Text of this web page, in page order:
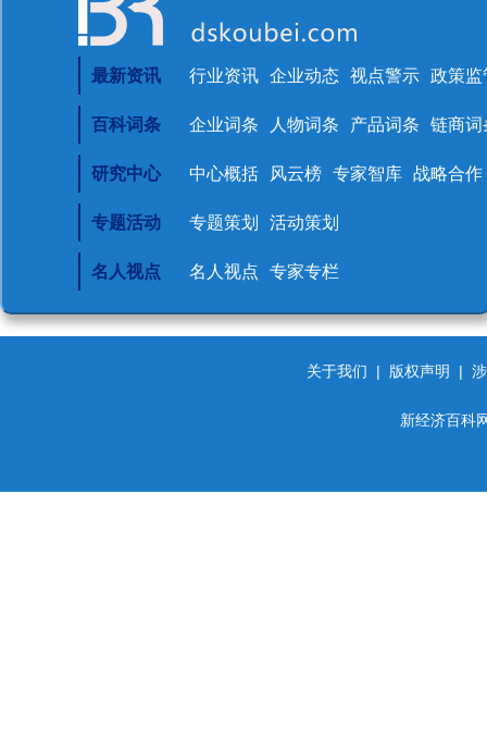
最新资讯 行业资讯 企业动态 视点警示 政策监
百科词条 企业词条 人物词条 产品词条 链商词
研究中心 中心概括 风云榜 专家智库 战略合作
专题活动 专题策划 活动策划
名人视点 名人视点 专家专栏
关于我们 | 版权声明 |
新经济百科